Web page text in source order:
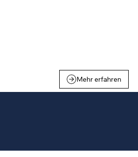
Mehr erfahren